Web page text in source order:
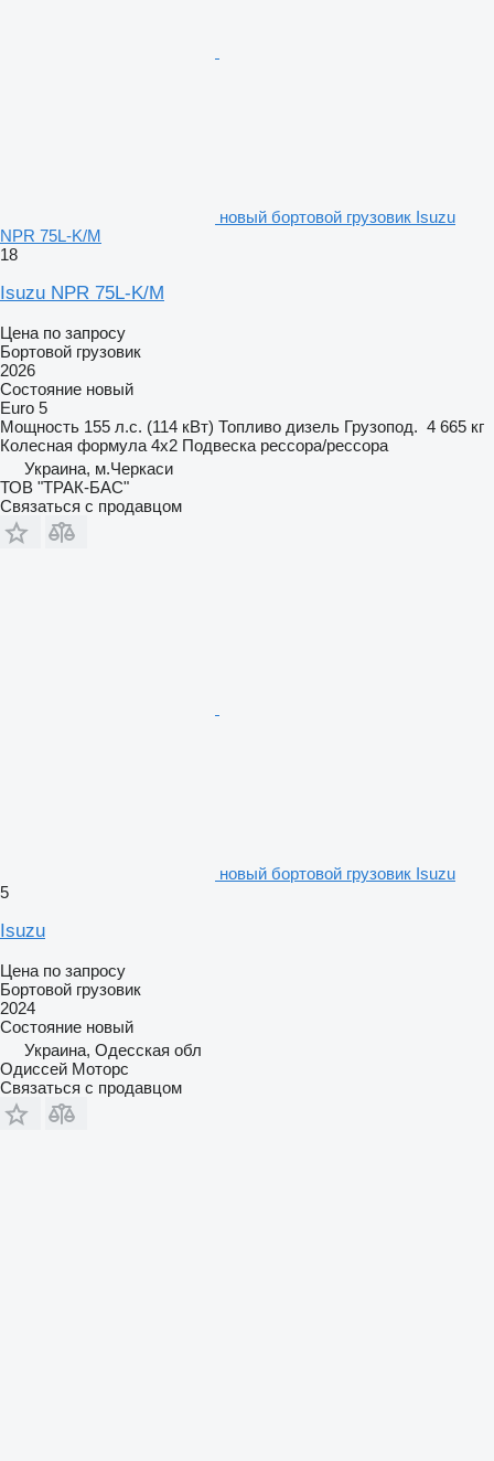
новый бортовой грузовик Isuzu
NPR 75L-K/M
18
Isuzu NPR 75L-K/M
Цена по запросу
Бортовой грузовик
2026
Состояние новый
Euro 5
Мощность 155 л.с. (114 кВт) Топливо дизель Грузопод. 4 665 кг
Колесная формула 4x2 Подвеска рессора/рессора
Украина, м.Черкаси
ТОВ "ТРАК-БАС"
Связаться с продавцом
новый бортовой грузовик Isuzu
5
Isuzu
Цена по запросу
Бортовой грузовик
2024
Состояние новый
Украина, Одесская обл
Одиссей Моторс
Связаться с продавцом